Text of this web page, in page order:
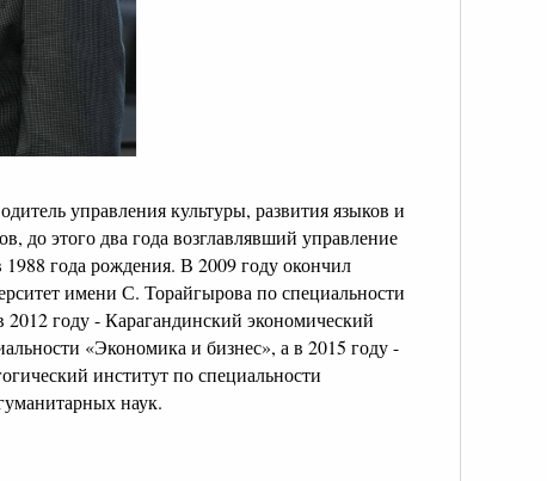
управления культуры, развития языков и
до этого два года возглавлявший управление
года рождения. В 2009 году окончил
имени С. Торайгырова по специальности
2012 году - Карагандинский экономический
«Экономика и бизнес», а в 2015 году -
институт по специальности
наук.